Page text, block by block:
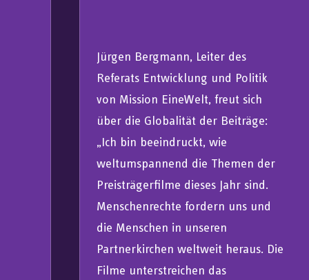
Jürgen Bergmann, Leiter des
Referats Entwicklung und Politik
von Mission EineWelt, freut sich
über die Globalität der Beiträge:
„Ich bin beeindruckt, wie
weltumspannend die Themen der
Preisträgerfilme dieses Jahr sind.
Menschenrechte fordern uns und
die Menschen in unseren
Partnerkirchen weltweit heraus. Die
Filme unterstreichen das